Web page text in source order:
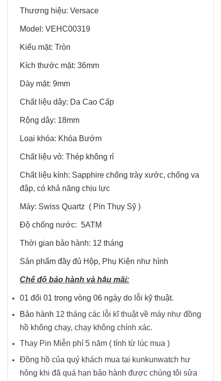
Thương hiệu: Versace
Model: VEHC00319
Kiểu mặt: Tròn
Kích thước mặt: 36mm
Dày mặt: 9mm
Chất liệu dây: Da Cao Cấp
Rộng dây: 18mm
Loại khóa: Khóa Bướm
Chất liệu vỏ: Thép không rỉ
Chất liệu kính: Sapphire chống trày xước, chống va
đập, có khả năng chịu lực
Máy: Swiss Quartz ( Pin Thụy Sỹ )
Độ chống nước: 5ATM
Thời gian bảo hành: 12 tháng
Sản phẩm đầy đủ Hộp, Phụ Kiện như hình
Chế độ bảo hành và hậu mãi:
01 đổi 01 trong vòng 06 ngày do lỗi kỹ thuật.
Bảo hành 12 tháng các lỗi kĩ thuật về máy như đồng
hồ không chạy, chạy không chính xác.
Thay Pin Miễn phí 5 năm ( tính từ lúc mua )
Đồng hồ của quý khách mua tại kunkunwatch hư
hỏng khi đã quá hạn bảo hành được chúng tôi sửa